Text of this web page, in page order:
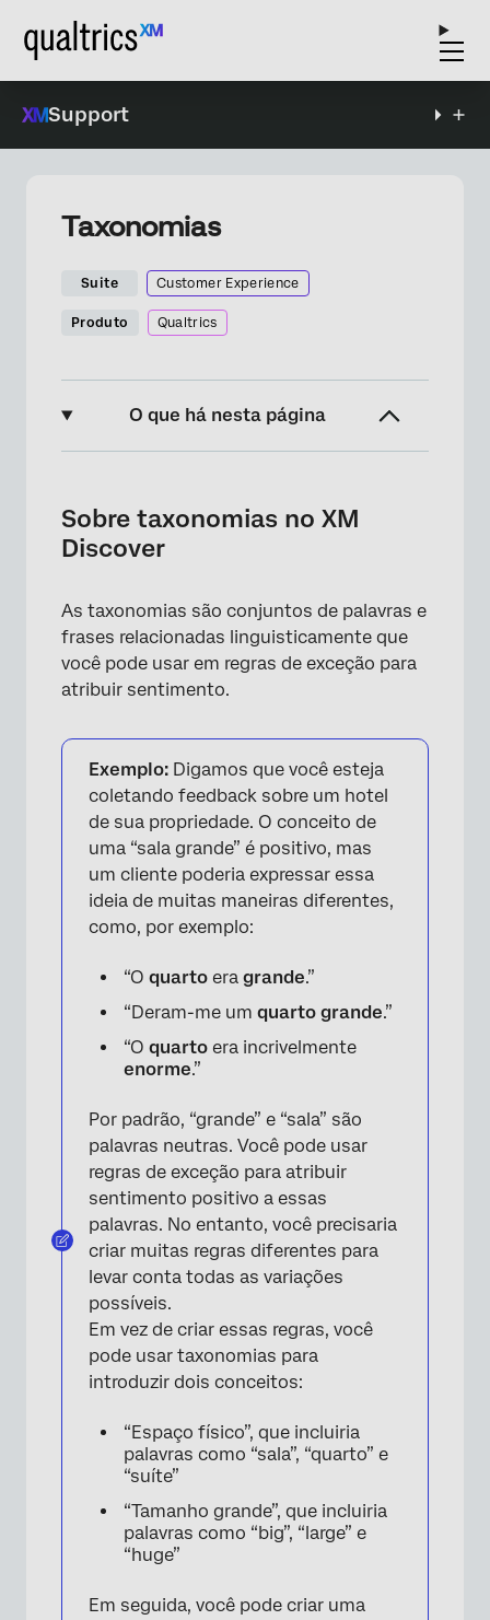
Support
Taxonomias
Suite Customer Experience
Produto Qualtrics
O que há nesta página
Visualização de taxonomias
Criação de um nó de taxonomia
Cópia de taxonomias
Gerenciamento de taxonomias padrão
Importação e exportação de taxonomias
Sobre taxonomias no XM
Discover
As taxonomias são conjuntos de palavras e
frases relacionadas linguisticamente que
você pode usar em regras de exceção para
atribuir sentimento.
Exemplo: Digamos que você esteja
coletando feedback sobre um hotel
de sua propriedade. O conceito de
uma “sala grande” é positivo, mas
um cliente poderia expressar essa
ideia de muitas maneiras diferentes,
como, por exemplo:
“O quarto era grande.”
“Deram-me um quarto grande.”
“O quarto era incrivelmente
enorme.”
Por padrão, “grande” e “sala” são
palavras neutras. Você pode usar
regras de exceção para atribuir
sentimento positivo a essas
palavras. No entanto, você precisaria
criar muitas regras diferentes para
levar conta todas as variações
possíveis.
Em vez de criar essas regras, você
pode usar taxonomias para
introduzir dois conceitos:
“Espaço físico”, que incluiria
palavras como “sala”, “quarto” e
“suíte”
“Tamanho grande”, que incluiria
palavras como “big”, “large” e
“huge”
Em seguida, você pode criar uma